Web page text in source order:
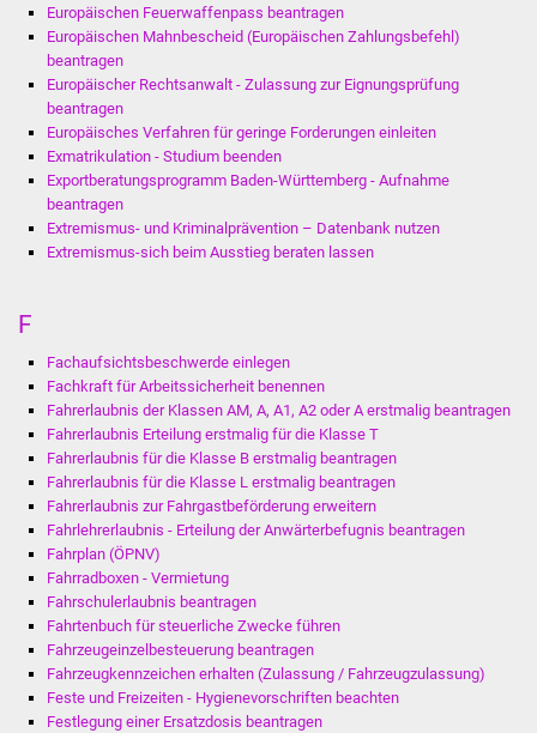
Europäischen Feuerwaffenpass beantragen
Europäischen Mahnbescheid (Europäischen Zahlungsbefehl)
beantragen
Europäischer Rechtsanwalt - Zulassung zur Eignungsprüfung
beantragen
Europäisches Verfahren für geringe Forderungen einleiten
Exmatrikulation - Studium beenden
Exportberatungsprogramm Baden-Württemberg - Aufnahme
beantragen
Extremismus- und Kriminalprävention – Datenbank nutzen
Extremismus-sich beim Ausstieg beraten lassen
F
Fachaufsichtsbeschwerde einlegen
Fachkraft für Arbeitssicherheit benennen
Fahrerlaubnis der Klassen AM, A, A1, A2 oder A erstmalig beantragen
Fahrerlaubnis Erteilung erstmalig für die Klasse T
Fahrerlaubnis für die Klasse B erstmalig beantragen
Fahrerlaubnis für die Klasse L erstmalig beantragen
Fahrerlaubnis zur Fahrgastbeförderung erweitern
Fahrlehrerlaubnis - Erteilung der Anwärterbefugnis beantragen
Fahrplan (ÖPNV)
Fahrradboxen - Vermietung
Fahrschulerlaubnis beantragen
Fahrtenbuch für steuerliche Zwecke führen
Fahrzeugeinzelbesteuerung beantragen
Fahrzeugkennzeichen erhalten (Zulassung / Fahrzeugzulassung)
Feste und Freizeiten - Hygienevorschriften beachten
Festlegung einer Ersatzdosis beantragen